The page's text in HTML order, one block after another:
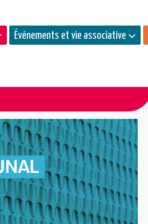
Événements et vie associative